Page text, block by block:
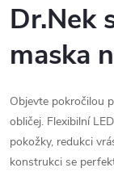
Dr.Nek
maska
Objevte pokročilou
obličej. Flexibilní
pokožky, redukci
konstrukci se